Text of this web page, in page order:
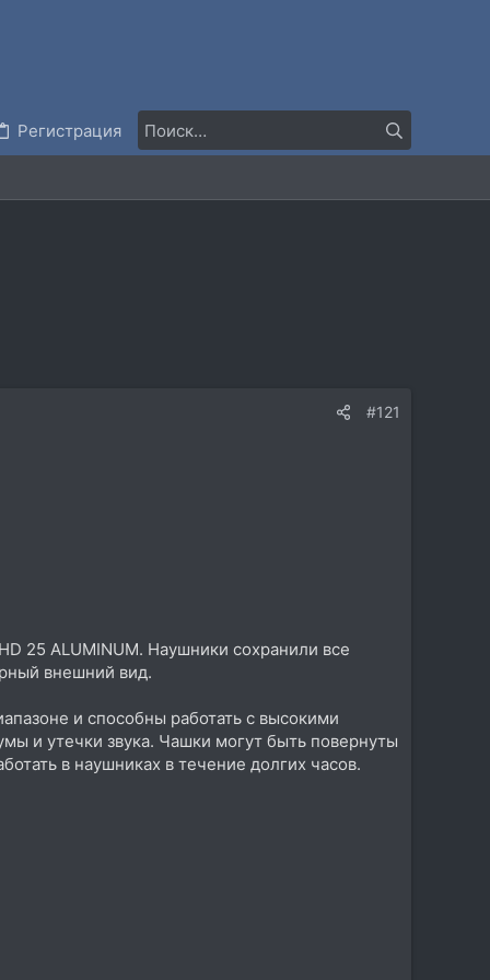
Регистрация
#121
25 ALUMINUM. Наушники сохранили все
внешний вид.
и способны работать с высокими
и утечки звука. Чашки могут быть повернуты
в наушниках в течение долгих часов.